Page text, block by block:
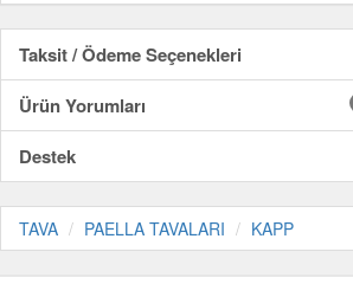
Taksit / Ödeme Seçenekleri
Ürün Yorumları
Destek
TAVA PAELLA TAVALARI KAPP